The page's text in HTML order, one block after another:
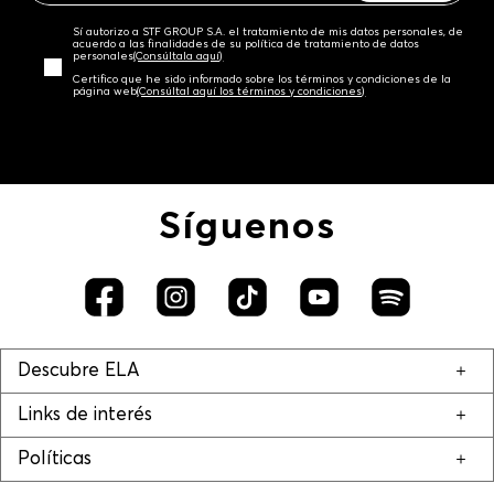
Sí autorizo a STF GROUP S.A. el tratamiento de mis datos personales, de
acuerdo a las finalidades de su política de tratamiento de datos
personales‎(Consúltala aquí)
Certifico que he sido informado sobre los términos y condiciones de la
página web‎(Consúltal aquí los términos y condiciones)
Síguenos
Descubre ELA
Links de interés
Políticas